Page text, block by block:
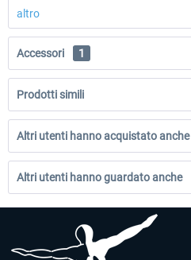
altro
Accessori 1
Prodotti simili
Altri utenti hanno acquistato anche
Altri utenti hanno guardato anche